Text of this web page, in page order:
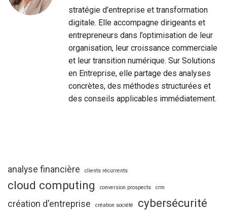
stratégie d’entreprise et transformation
digitale. Elle accompagne dirigeants et
entrepreneurs dans l’optimisation de leur
organisation, leur croissance commerciale
et leur transition numérique. Sur Solutions
en Entreprise, elle partage des analyses
concrètes, des méthodes structurées et
des conseils applicables immédiatement.
analyse financière clients récurrents
cloud computing conversion prospects crm
création d'entreprise création société cybersécurité